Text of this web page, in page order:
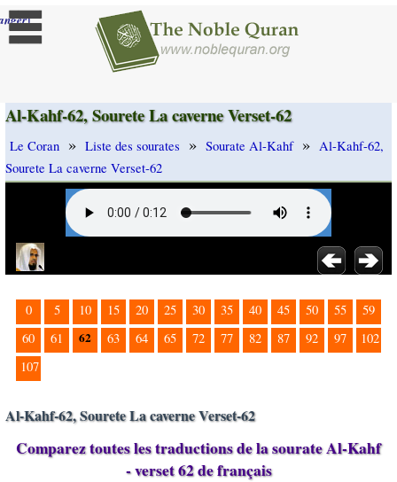
]
Al-Kahf-62, Sourete La caverne Verset-62
Le Coran » Liste des sourates » Sourate Al-Kahf » Al-Kahf-62,
Sourete La caverne Verset-62
0 5 10 15 20 25 30 35 40 45 50 55
59
60
61 62 63 64 65 72 77 82 87 92 97
102
107
Al-Kahf-62, Sourete La caverne Verset-62
Comparez toutes les traductions de la sourate Al-Kahf
- verset 62 de français